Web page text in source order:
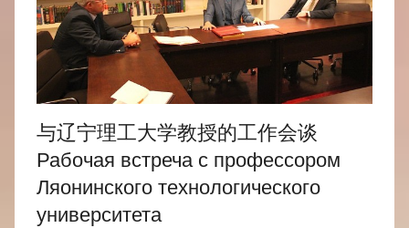
与辽宁理工大学教授的工作会谈
Рабочая встреча с профессором
Ляонинского технологического
университета